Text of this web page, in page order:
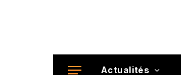
Actualités